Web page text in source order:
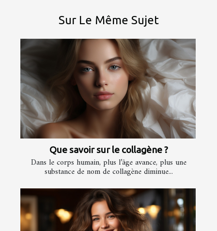
Sur Le Même Sujet
Que savoir sur le collagène ?
Dans le corps humain, plus l’âge avance, plus une
substance de nom de collagène diminue...